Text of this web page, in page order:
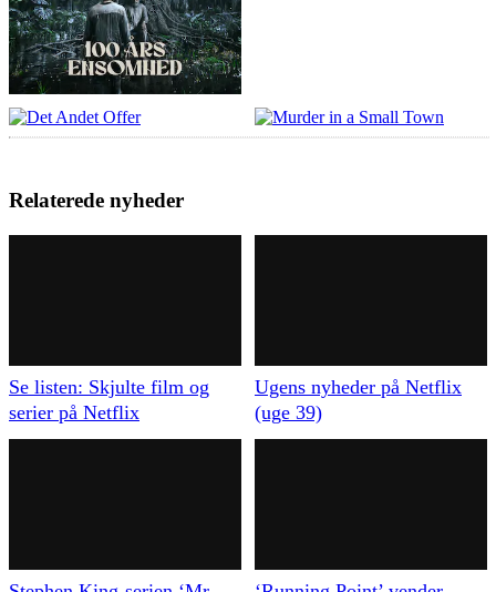
Relaterede nyheder
Se listen: Skjulte film og
serier på Netflix
Ugens nyheder på Netflix
(uge 39)